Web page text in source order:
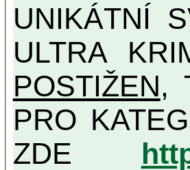
UNIKÁTNÍ SVĚDECTVÍ ZE SOUČASNOSTI: PŘEDSEDA VLASTIZRÁDNÉ VLÁDY KGB MIMOŘÁDNĚ DETAILNĚ O
ULTRA
POSTIŽEN,
PRO KATEGORII TĚCH VŮBEC
ZDE